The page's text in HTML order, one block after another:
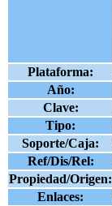
Plataforma:
Año:
Clave:
Tipo:
Soporte/Caja:
Ref/Dis/Rel:
Propiedad/Origen:
Enlaces: